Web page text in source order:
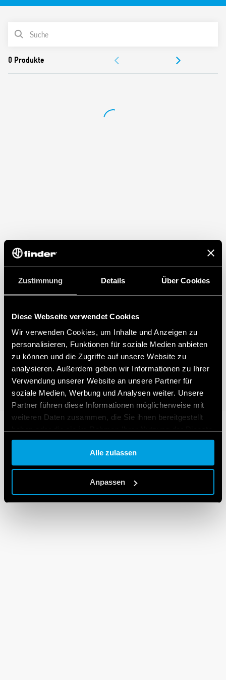
Zustimmung Details Über Cookies
Diese Webseite verwendet Cookies
Wir verwenden Cookies, um Inhalte und Anzeigen zu
personalisieren, Funktionen für soziale Medien anbieten
zu können und die Zugriffe auf unsere Website zu
analysieren. Außerdem geben wir Informationen zu Ihrer
Verwendung unserer Website an unsere Partner für
soziale Medien, Werbung und Analysen weiter. Unsere
Partner führen diese Informationen möglicherweise mit
weiteren Daten zusammen, die Sie ihnen bereitgestellt
gesammelt haben.
Cookie policy.
Alle zulassen
Anpassen
Spulenunterdrückungsmodul als Standard
UL-Listung (bestimmte Relais/Sockel-Kombinationen)
PRODUKTLISTE
ZULASSUNGEN